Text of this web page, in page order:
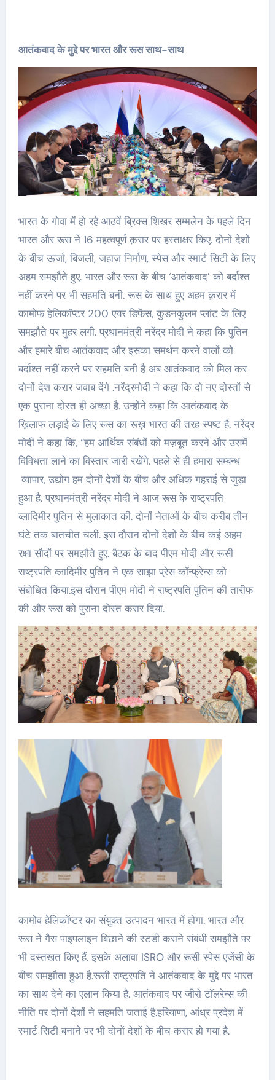
आतंकवाद के मुद्दे पर भारत और रूस साथ-साथ
भारत के गोवा में हो रहे आठवें ब्रिक्स शिखर सम्मलेन के पहले दिन
भारत और रूस ने 16 महत्वपूर्ण क़रार पर हस्ताक्षर किए. दोनों देशों
के बीच ऊर्जा, बिजली, जहाज़ निर्माण, स्पेस और स्मार्ट सिटी के लिए
अहम समझौते हुए. भारत और रूस के बीच ‘आतंकवाद’ को बर्दाश्त
नहीं करने पर भी सहमति बनी. रूस के साथ हुए अहम क़रार में
कामोफ़ हेलिकॉप्टर 200 एयर डिफेंस, कुडनकुलम प्लांट के लिए
समझौते पर मुहर लगी. प्रधानमंत्री नरेंद्र मोदी ने कहा कि पुतिन
और हमारे बीच आतंकवाद और इसका समर्थन करने वालों को
बर्दाश्त नहीं करने पर सहमति बनी है अब आतंकवाद को मिल कर
दोनों देश करार जवाब देंगे .नरेंद्रमोदी ने कहा कि दो नए दोस्तों से
एक पुराना दोस्त ही अच्छा है. उन्होंने कहा कि आतंकवाद के
ख़िलाफ लड़ाई के लिए रूस का रूख़ भारत की तरह स्पष्ट है. नरेंद्र
मोदी ने कहा कि, “हम आर्थिक संबंधों को मज़बूत करने और उसमें
विविधता लाने का विस्तार जारी रखेंगे. पहले से ही हमारा सम्बन्ध
व्यापार, उद्योग हम दोनों देशों के बीच और अधिक गहराई से जुड़ा
हुआ है. प्रधानमंत्री नरेंद्र मोदी ने आज रूस के राष्ट्रपति
व्लादिमीर पुतिन से मुलाकात की. दोनों नेताओं के बीच करीब तीन
घंटे तक बातचीत चली. इस दौरान दोनों देशों के बीच कई अहम
रक्षा सौदों पर समझौते हुए. बैठक के बाद पीएम मोदी और रूसी
राष्ट्रपति व्लादिमीर पुतिन ने एक साझा प्रेस कॉन्फ्रेन्स को
संबोधित किया.इस दौरान पीएम मोदी ने राष्ट्रपति पुतिन की तारीफ
की और रूस को पुराना दोस्त करार दिया.
कामोव हेलिकॉप्टर का संयुक्त उत्पादन भारत में होगा. भारत और
रूस ने गैस पाइपलाइन बिछाने की स्टडी कराने संबंधी समझौते पर
भी दस्तखत किए हैं. इसके अलावा ISRO और रूसी स्पेस एजेंसी के
बीच समझौता हुआ है.रूसी राष्ट्रपति ने आतंकवाद के मुद्दे पर भारत
का साथ देने का एलान किया है. आतंकवाद पर जीरो टॉलरेन्स की
नीति पर दोनों देशों ने सहमति जताई है.हरियाणा, आंध्र प्रदेश में
स्मार्ट सिटी बनाने पर भी दोनों देशों के बीच करार हो गया है.